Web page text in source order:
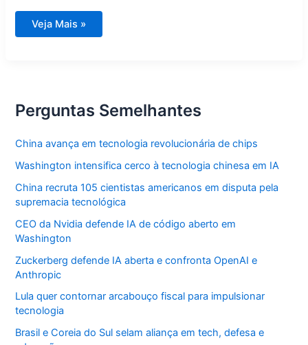
Escândalo
Master
Veja Mais »
Perguntas Semelhantes
China avança em tecnologia revolucionária de chips
Washington intensifica cerco à tecnologia chinesa em IA
China recruta 105 cientistas americanos em disputa pela
supremacia tecnológica
CEO da Nvidia defende IA de código aberto em
Washington
Zuckerberg defende IA aberta e confronta OpenAI e
Anthropic
Lula quer contornar arcabouço fiscal para impulsionar
tecnologia
Brasil e Coreia do Sul selam aliança em tech, defesa e